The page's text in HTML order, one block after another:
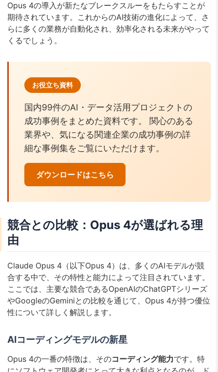
Opus 4の導入が新たなブレークスルーをもたらすことが
期待されています。これからのAI技術の進化によって、さ
らに多くの業務が自動化され、効率化される未来がやって
くるでしょう。
お役立ち資料
国内99件のAI・データ活用プロジェクトの
成功事例をまとめた資料です。 関心のある
業界や、気になる関連企業の成功事例の詳
細な事例集をご覧にいただけます。
ダウンロードはこちら
競合との比較：Opus 4が選ばれる理
由
Claude Opus 4（以下Opus 4）は、多くのAIモデルが競
合する中で、その特性と能力によって注目されています。
ここでは、主要な競合であるOpenAIのChatGPTシリーズ
やGoogleのGeminiとの比較を通じて、Opus 4が持つ優位
性について詳しく解説します。
AIコーディングモデルの新星
Opus 4の一番の特徴は、そのコーディング能力です。特